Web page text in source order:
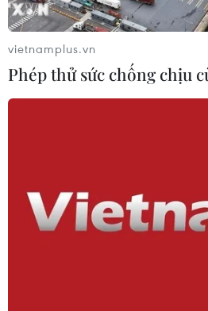
vietnamplus.vn
Phép thử sức chống chịu